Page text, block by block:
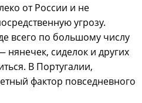
от России и не
угрозу.
всего по большому числу
нянечек, сиделок и других
В Португалии,
фактор повседневного